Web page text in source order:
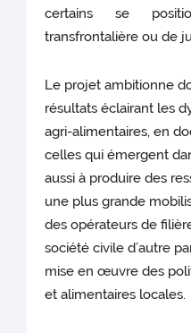
certains se
transfrontalière ou de
Le projet ambitionne
résultats éclairant les
agri-alimentaires, en
celles qui émergent
aussi à produire des
une plus grande
des opérateurs de
société civile d’autre
mise en œuvre des
et alimentaires locales.